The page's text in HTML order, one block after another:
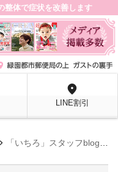
整体で症状を改善します
location_on
LINE割引
chevron_right 「いちろ」スタッフblog